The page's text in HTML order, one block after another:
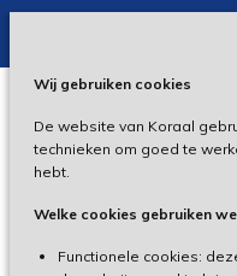
Wij gebruiken cookies
De website van Koraal
technieken om goed te
hebt.
Welke cookies gebruiken
Functionele cookies: